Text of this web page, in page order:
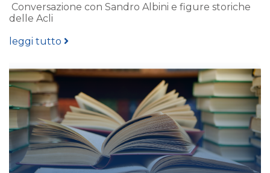
Conversazione con Sandro Albini e figure storiche
delle Acli
leggi tutto